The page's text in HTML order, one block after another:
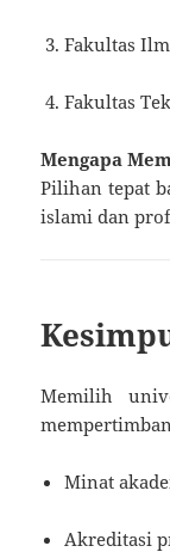
Fakultas
Fakultas
Mengapa
Pilihan tepat
islami dan
Memilih
Minat
Akreditasi